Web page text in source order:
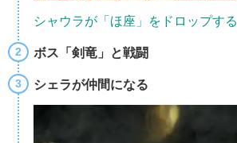
シャウラが「ほ座」をドロップする
ボス「剣竜」と戦闘
シェラが仲間になる